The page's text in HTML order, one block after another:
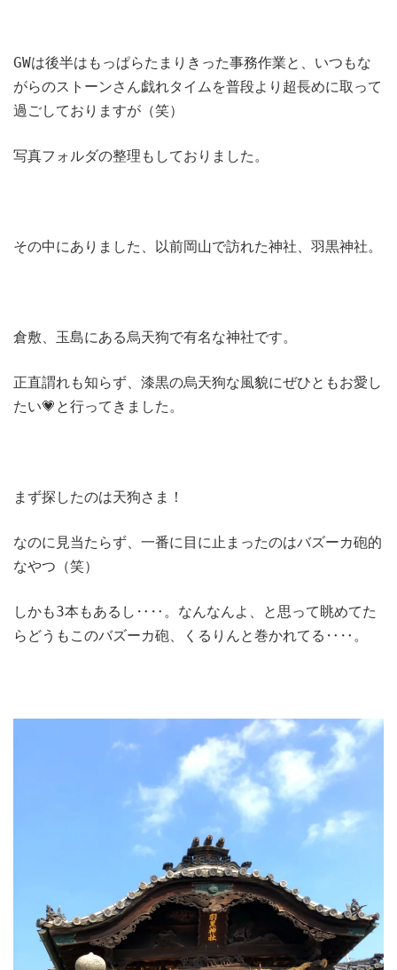
GWは後半はもっぱらたまりきった事務作業と、いつもな
がらのストーンさん戯れタイムを普段より超長めに取って
過ごしておりますが（笑）
写真フォルダの整理もしておりました。
その中にありました、以前岡山で訪れた神社、羽黒神社。
倉敷、玉島にある烏天狗で有名な神社です。
正直謂れも知らず、漆黒の烏天狗な風貌にぜひともお愛し
たい💗と行ってきました。
まず探したのは天狗さま！
なのに見当たらず、一番に目に止まったのはバズーカ砲的
なやつ（笑）
しかも3本もあるし‥‥。なんなんよ、と思って眺めてた
らどうもこのバズーカ砲、くるりんと巻かれてる‥‥。